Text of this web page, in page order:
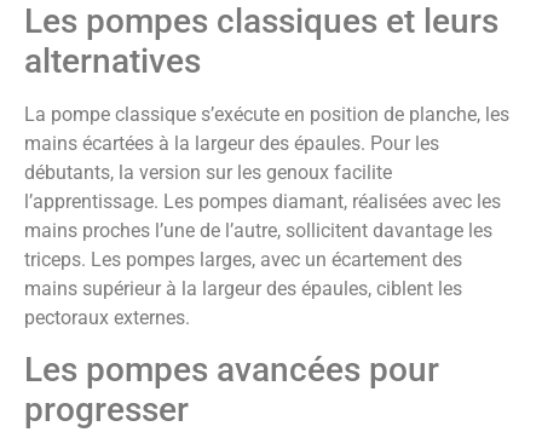
Les pompes classiques et leurs
alternatives
La pompe classique s’exécute en position de planche, les
mains écartées à la largeur des épaules. Pour les
débutants, la version sur les genoux facilite
l’apprentissage. Les pompes diamant, réalisées avec les
mains proches l’une de l’autre, sollicitent davantage les
triceps. Les pompes larges, avec un écartement des
mains supérieur à la largeur des épaules, ciblent les
pectoraux externes.
Les pompes avancées pour
progresser